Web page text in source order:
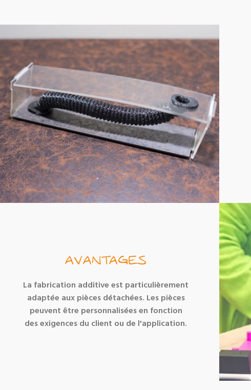
AVANTAGES
La fabrication additive est particulièrement
adaptée aux pièces détachées. Les pièces
peuvent être personnalisées en fonction
des exigences du client ou de l'application.